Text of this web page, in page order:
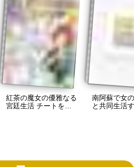
紅茶の魔女の優雅なる
宮廷生活 チートをひ
南阿蘇で女
と共同生活